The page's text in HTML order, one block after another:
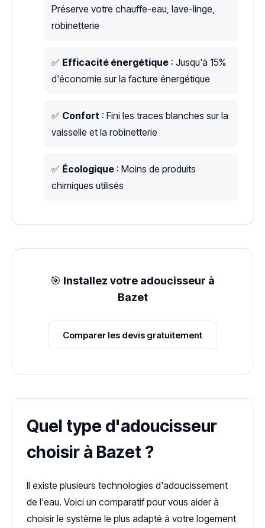
Préserve votre chauffe-eau, lave-linge,
robinetterie
✅ Efficacité énergétique : Jusqu'à 15%
d'économie sur la facture énergétique
✅ Confort : Fini les traces blanches sur la
vaisselle et la robinetterie
✅ Écologique : Moins de produits
chimiques utilisés
🎯 Installez votre adoucisseur à
Bazet
Comparer les devis gratuitement
Quel type d'adoucisseur
choisir à Bazet ?
Il existe plusieurs technologies d'adoucissement
de l'eau. Voici un comparatif pour vous aider à
choisir le système le plus adapté à votre logement